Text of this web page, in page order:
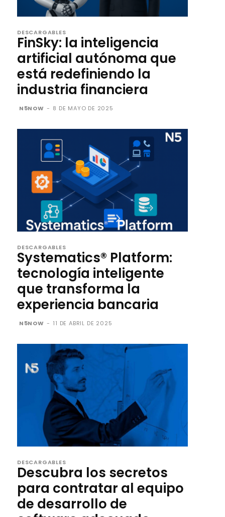
DESCARGABLES
FinSky: la inteligencia
artificial autónoma que
está redefiniendo la
industria financiera
N5NOW - 8 DE MAYO DE 2025
DESCARGABLES
Systematics® Platform:
tecnología inteligente
que transforma la
experiencia bancaria
N5NOW - 11 DE ABRIL DE 2025
DESCARGABLES
Descubra los secretos
para contratar al equipo
de desarrollo de